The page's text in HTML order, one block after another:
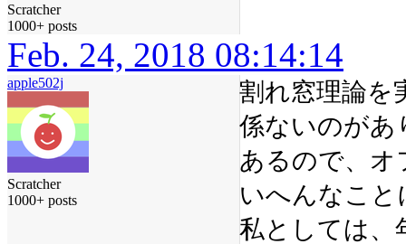
Scratcher
1000+ posts
Feb. 24, 2018 08:14:14
apple502j
Scratcher
1000+ posts
割れ窓理論を
係ないのがあ
あるので、オ
いへんなこ
私としては、